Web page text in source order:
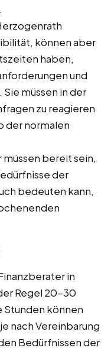
können aber
haben,
und
müssen in der
zu reagieren
der normalen
müssen bereit sein,
der
bedeuten kann,
in
Regel 20-30
Stunden können
nach Vereinbarung
Bedürfnissen der